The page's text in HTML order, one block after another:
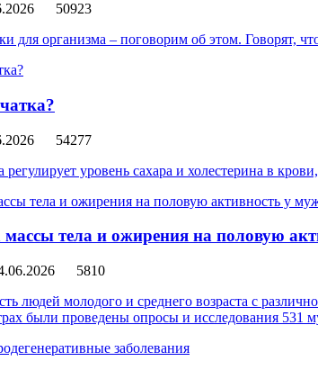
50923
для организма – поговорим об этом. Говорят,
54277
регулирует уровень сахара и холестерина в
тела и ожирения на половую
5810
людей молодого и среднего возраста с
были проведены опросы и исследования 531